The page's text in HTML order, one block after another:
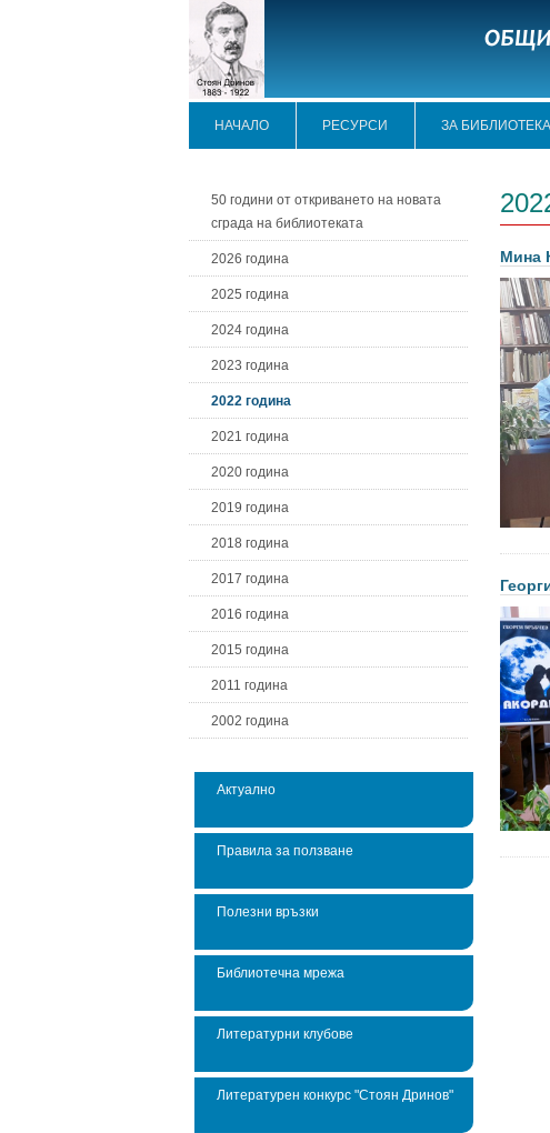
НАЧАЛО РЕСУРСИ ЗА
50 години от откриването на новата
сграда на библиотеката
2026 година
2025 година
2024 година
2023 година
2022 година
2021 година
2020 година
2019 година
2018 година
2017 година
2016 година
2015 година
2011 година
2002 година
Актуално
Правила за ползване
Полезни връзки
Библиотечна мрежа
Литературни клубове
Литературен конкурс "Стоян Дринов"
Мина